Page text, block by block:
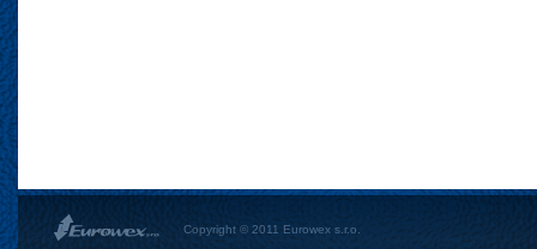
Copyright © 2011 Eurowex s.r.o.